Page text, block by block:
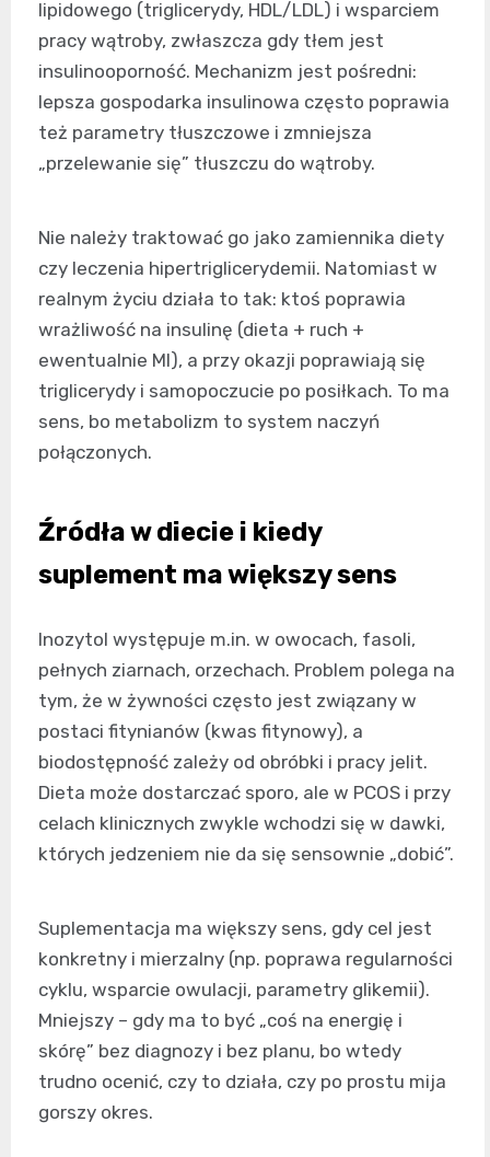
lipidowego (triglicerydy, HDL/LDL) i wsparciem
pracy wątroby, zwłaszcza gdy tłem jest
insulinooporność. Mechanizm jest pośredni:
lepsza gospodarka insulinowa często poprawia
też parametry tłuszczowe i zmniejsza
„przelewanie się” tłuszczu do wątroby.
Nie należy traktować go jako zamiennika diety
czy leczenia hipertriglicerydemii. Natomiast w
realnym życiu działa to tak: ktoś poprawia
wrażliwość na insulinę (dieta + ruch +
ewentualnie MI), a przy okazji poprawiają się
triglicerydy i samopoczucie po posiłkach. To ma
sens, bo metabolizm to system naczyń
połączonych.
Źródła w diecie i kiedy
suplement ma większy sens
Inozytol występuje m.in. w owocach, fasoli,
pełnych ziarnach, orzechach. Problem polega na
tym, że w żywności często jest związany w
postaci fitynianów (kwas fitynowy), a
biodostępność zależy od obróbki i pracy jelit.
Dieta może dostarczać sporo, ale w PCOS i przy
celach klinicznych zwykle wchodzi się w dawki,
których jedzeniem nie da się sensownie „dobić”.
Suplementacja ma większy sens, gdy cel jest
konkretny i mierzalny (np. poprawa regularności
cyklu, wsparcie owulacji, parametry glikemii).
Mniejszy – gdy ma to być „coś na energię i
skórę” bez diagnozy i bez planu, bo wtedy
trudno ocenić, czy to działa, czy po prostu mija
gorszy okres.